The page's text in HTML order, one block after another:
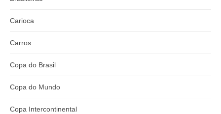
Carioca
Carros
Copa do Brasil
Copa do Mundo
Copa Intercontinental